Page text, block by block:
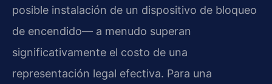
posible instalación de un dispositivo de bloqueo
de encendido— a menudo superan
significativamente el costo de una
representación legal efectiva. Para una